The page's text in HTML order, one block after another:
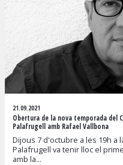
21.09.2021
Obertura de la nova temporada del
Palafrugell amb Rafael Vallbona
Dijous 7 d'octubre a les 19h a
Palafrugell va tenir lloc el
amb la...